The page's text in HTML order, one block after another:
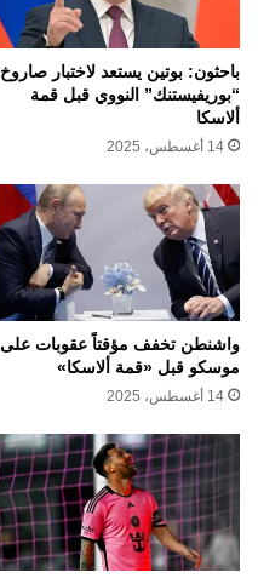
باحثون: بوتين يستعد لاختبار صاروخ
“بوريفيستنك” النووي قبل قمة
ألاسكا
14 أغسطس، 2025
واشنطن تخفف مؤقتاً عقوبات على
موسكو قبل «قمة ألاسكا»
14 أغسطس، 2025